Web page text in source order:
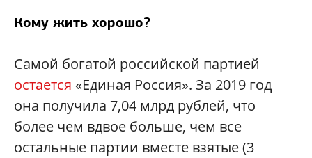
Кому жить хорошо?
Самой богатой российской партией
остается «Единая Россия». За 2019 год
она получила 7,04 млрд рублей, что
более чем вдвое больше, чем все
остальные партии вместе взятые (3